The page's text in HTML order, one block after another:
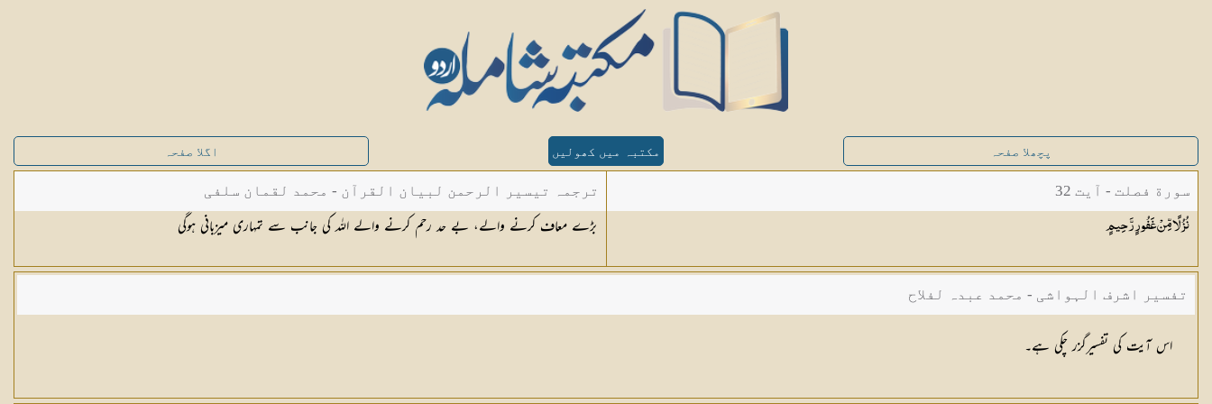
پچھلا صفحہ مکتبہ میں کھولیں اگلا صفحہ
سورة فصلت - آیت 32
نُزُلًا مِّنْ غَفُورٍرَّحِيمٍ
ترجمہ تیسیر الرحمن لبیان القرآن - محمد لقمان سلفی
بڑے معاف کرنے والے، بے حد رحم کرنے والے اللہ کی جانب سے تمہاری میزبانی ہوگی
تفسیر اشرف الہواشی - محمد عبدہ لفلاح
اس آیت کی تفسیرگزر چکی ہے۔